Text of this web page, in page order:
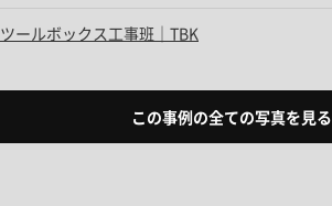
ツールボックス工事班｜TBK
この事例の全ての写真を見る